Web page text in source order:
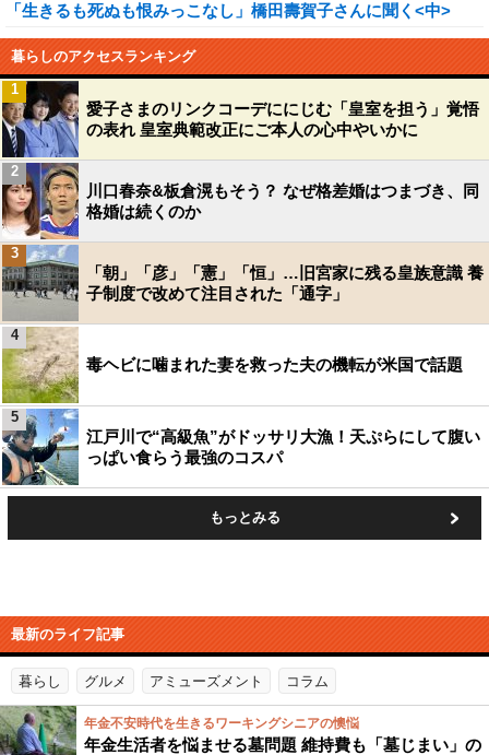
「生きるも死ぬも恨みっこなし」橋田壽賀子さんに聞く<中>
暮らしのアクセスランキング
愛子さまのリンクコーデににじむ「皇室を担う」覚悟
の表れ 皇室典範改正にご本人の心中やいかに
1
川口春奈&板倉滉もそう？ なぜ格差婚はつまづき、同
格婚は続くのか
2
「朝」「彦」「憲」「恒」…旧宮家に残る皇族意識 養
子制度で改めて注目された「通字」
3
毒ヘビに噛まれた妻を救った夫の機転が米国で話題
4
江戸川で“高級魚”がドッサリ大漁！天ぷらにして腹い
っぱい食らう最強のコスパ
5
もっとみる
最新のライフ記事
暮らし グルメ アミューズメント コラム
年金不安時代を生きるワーキングシニアの懊悩
年金生活者を悩ませる墓問題 維持費も「墓じまい」の